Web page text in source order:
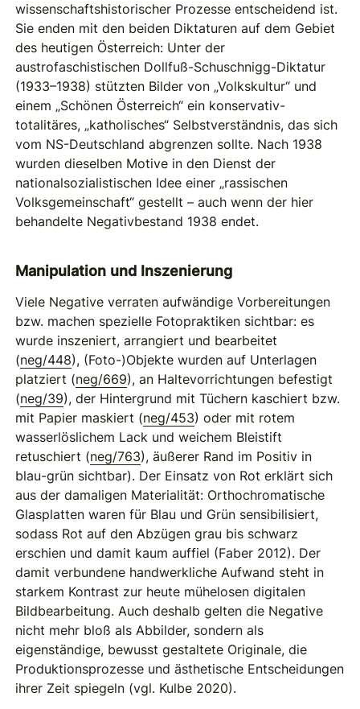
wissenschaftshistorischer Prozesse entscheidend ist.
Sie enden mit den beiden Diktaturen auf dem Gebiet
des heutigen Österreich: Unter der
austrofaschistischen Dollfuß-Schuschnigg-Diktatur
(1933–1938) stützten Bilder von „Volkskultur“ und
einem „Schönen Österreich“ ein konservativ-
totalitäres, „katholisches“ Selbstverständnis, das sich
vom NS-Deutschland abgrenzen sollte. Nach 1938
wurden dieselben Motive in den Dienst der
nationalsozialistischen Idee einer „rassischen
Volksgemeinschaft“ gestellt – auch wenn der hier
behandelte Negativbestand 1938 endet.
Manipulation und Inszenierung
Viele Negative verraten aufwändige Vorbereitungen
bzw. machen spezielle Fotopraktiken sichtbar: es
wurde inszeniert, arrangiert und bearbeitet
(neg/448), (Foto-)Objekte wurden auf Unterlagen
platziert (neg/669), an Haltevorrichtungen befestigt
(neg/39), der Hintergrund mit Tüchern kaschiert bzw.
mit Papier maskiert (neg/453) oder mit rotem
wasserlöslichem Lack und weichem Bleistift
retuschiert (neg/763), äußerer Rand im Positiv in
blau-grün sichtbar). Der Einsatz von Rot erklärt sich
aus der damaligen Materialität: Orthochromatische
Glasplatten waren für Blau und Grün sensibilisiert,
sodass Rot auf den Abzügen grau bis schwarz
erschien und damit kaum auffiel (Faber 2012). Der
damit verbundene handwerkliche Aufwand steht in
starkem Kontrast zur heute mühelosen digitalen
Bildbearbeitung. Auch deshalb gelten die Negative
nicht mehr bloß als Abbilder, sondern als
eigenständige, bewusst gestaltete Originale, die
Produktionsprozesse und ästhetische Entscheidungen
ihrer Zeit spiegeln (vgl. Kulbe 2020).